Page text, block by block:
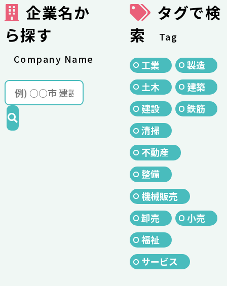
企業名か
ら探す
Company Name
タグで検
索
Tag
工業
製造
土木
建築
建設
鉄筋
清掃
不動産
整備
機械販売
卸売
小売
福祉
サービス